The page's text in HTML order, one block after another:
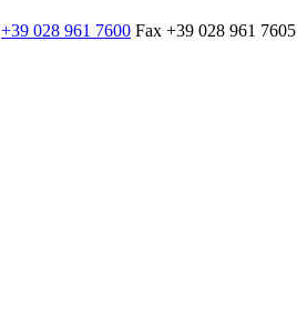
+39 028 961 7600 Fax +39 028 961 7605